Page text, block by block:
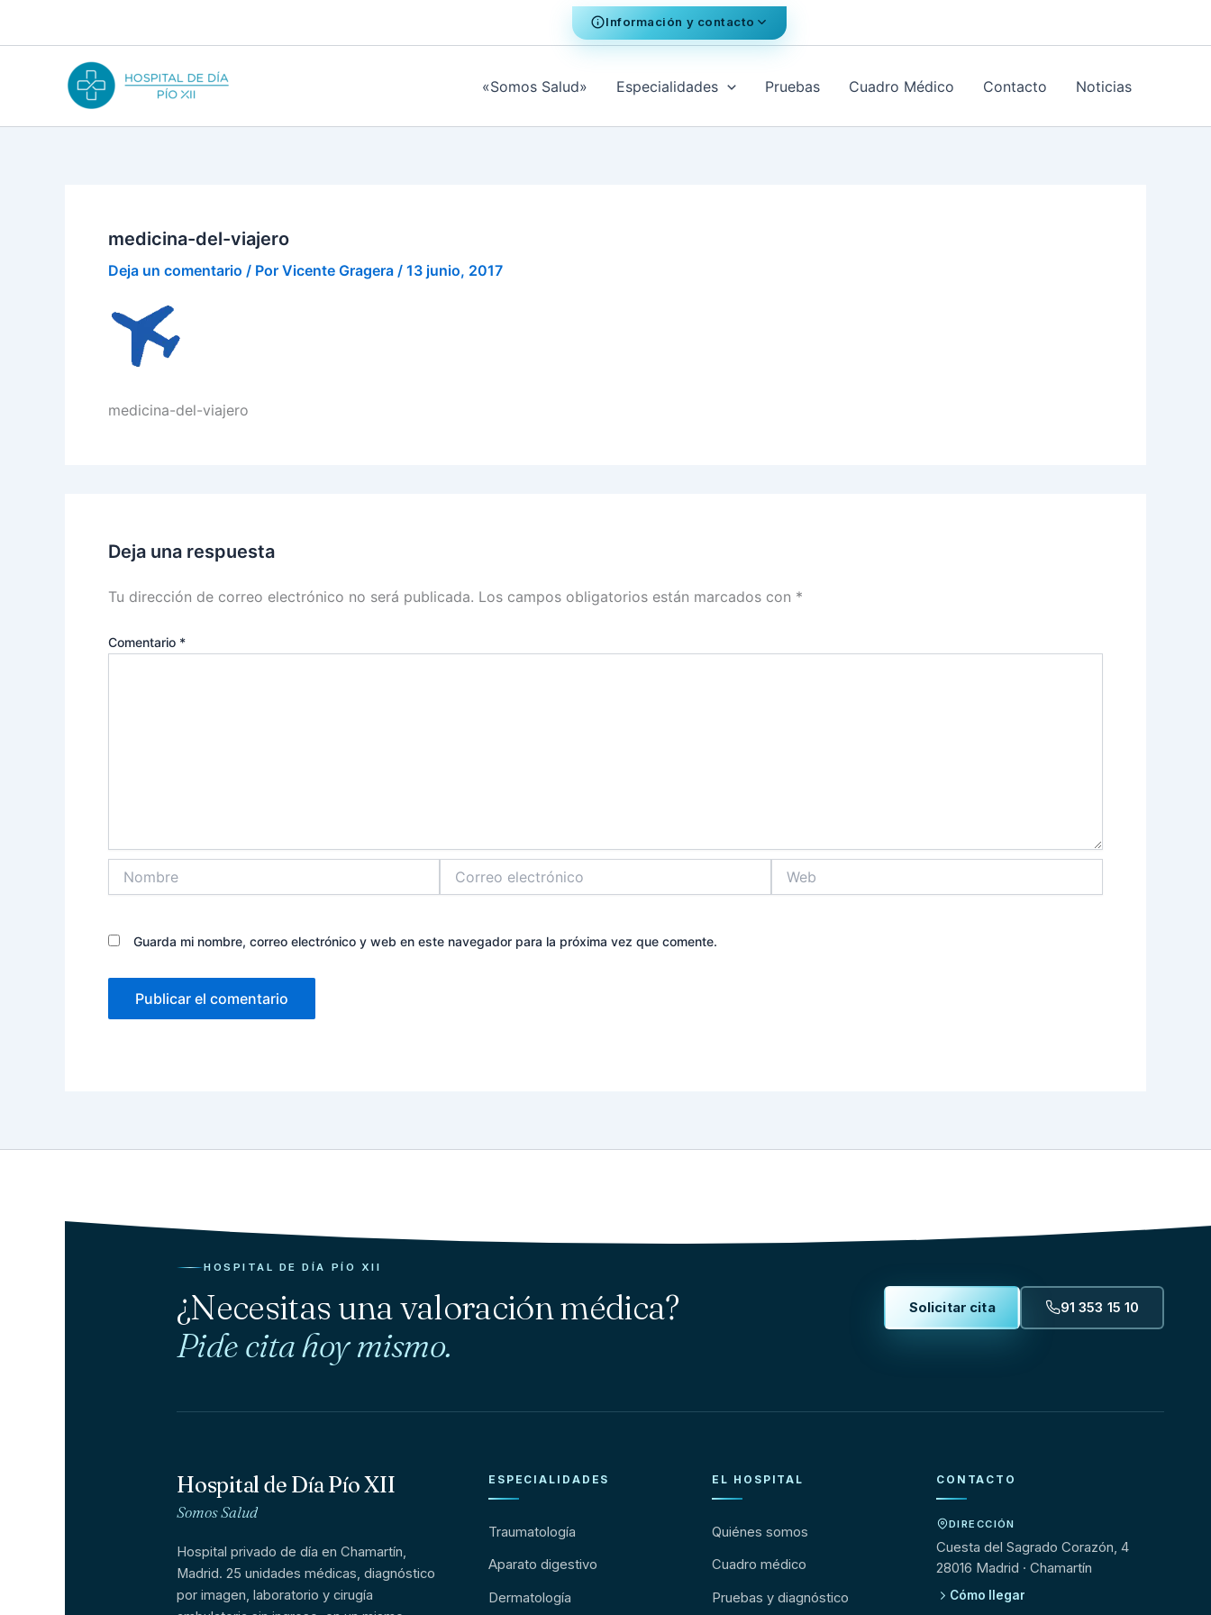
Información y contacto
«Somos Salud» Especialidades Pruebas Cuadro Médico Contacto Noticias
medicina-del-viajero
Deja un comentario / Por Vicente Gragera / 13 junio, 2017
medicina-del-viajero
Deja una respuesta
Tu dirección de correo electrónico no será publicada. Los campos obligatorios están marcados con *
Comentario *
electrónico
Guarda mi nombre, correo electrónico y web en este navegador para la próxima vez que comente.
HOSPITAL DE DÍA PÍO XII
¿Necesitas una valoración médica?
Pide cita hoy mismo.
Solicitar cita 91 353 15 10
Hospital de Día Pío XII
Somos Salud
Hospital privado de día en Chamartín,
Madrid. 25 unidades médicas, diagnóstico
por imagen, laboratorio y cirugía
ESPECIALIDADES
Traumatología
Aparato digestivo
Dermatología
EL HOSPITAL
Quiénes somos
Cuadro médico
Pruebas y diagnóstico
CONTACTO
DIRECCIÓN
Cuesta del Sagrado Corazón, 4
28016 Madrid · Chamartín
Cómo llegar